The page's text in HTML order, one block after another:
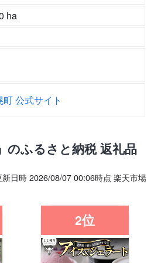
ha
公式サイト
のふるさと納税 返礼品
新日時 2026/08/07 00:06時点 楽天市場
2位